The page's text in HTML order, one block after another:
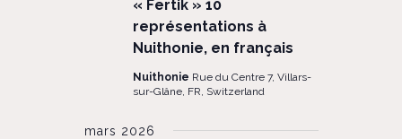
« Fertik » 10
représentations à
Nuithonie, en français
Nuithonie Rue du Centre 7, Villars-
sur-Glâne, FR, Switzerland
mars 2026